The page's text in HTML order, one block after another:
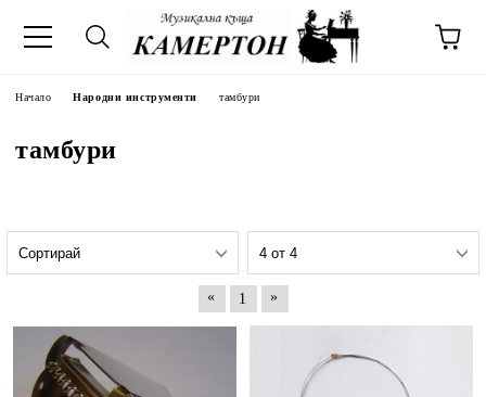
Начало Народни инструменти тамбури
тамбури
« 1 »